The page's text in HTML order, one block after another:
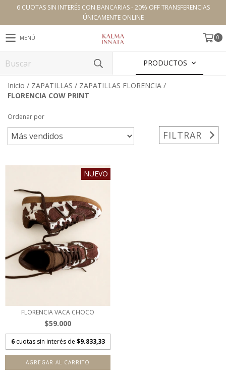
6 CUOTAS SIN INTERÉS CON BANCARIAS - 20% OFF TRANSFERENCIAS
ÚNICAMENTE ONLINE
MENÚ 0
PRODUCTOS
Inicio / ZAPATILLAS / ZAPATILLAS FLORENCIA /
FLORENCIA COW PRINT
Ordenar por
FILTRAR
NUEVO
FLORENCIA VACA CHOCO
$59.000
6 cuotas sin interés de $9.833,33
AGREGAR AL CARRITO